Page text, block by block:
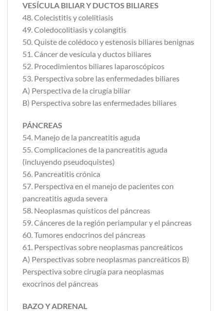
VESÍCULA BILIAR Y DUCTOS BILIARES
48. Colecistitis y colelitiasis
49. Coledocolitiasis y colangitis
50. Quiste de colédoco y estenosis biliares benignas
51. Cáncer de vesícula y ductos biliares
52. Procedimientos biliares laparoscópicos
53. Perspectiva sobre las enfermedades biliares
A) Perspectiva de la cirugía biliar
B) Perspectiva sobre las enfermedades biliares
PÁNCREAS
54. Manejo de la pancreatitis aguda
55. Complicaciones de la pancreatitis aguda
(incluyendo pseudoquistes)
56. Pancreatitis crónica
57. Perspectiva en el manejo de pacientes con
pancreatitis aguda severa
58. Neoplasmas quísticos del páncreas
59. Cánceres de la región periampular y el páncreas
60. Tumores endocrinos del páncreas
61. Perspectivas sobre neoplasmas pancreáticos
A) Perspectivas sobre neoplasmas pancreáticos B)
Perspectiva sobre cirugía para neoplasmas
exocrinos del páncreas
BAZO Y ADRENAL